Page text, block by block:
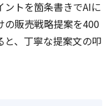
トを箇条書きでAIに
の販売戦略提案を400
、丁寧な提案文の叩